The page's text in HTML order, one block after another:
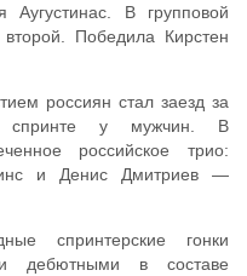
Аугустинас. В групповой
Победила Кирстен
россиян стал заезд за
спринте у мужчин. В
российское трио:
и Денис Дмитриев —
спринтерские гонки
дебютными в составе